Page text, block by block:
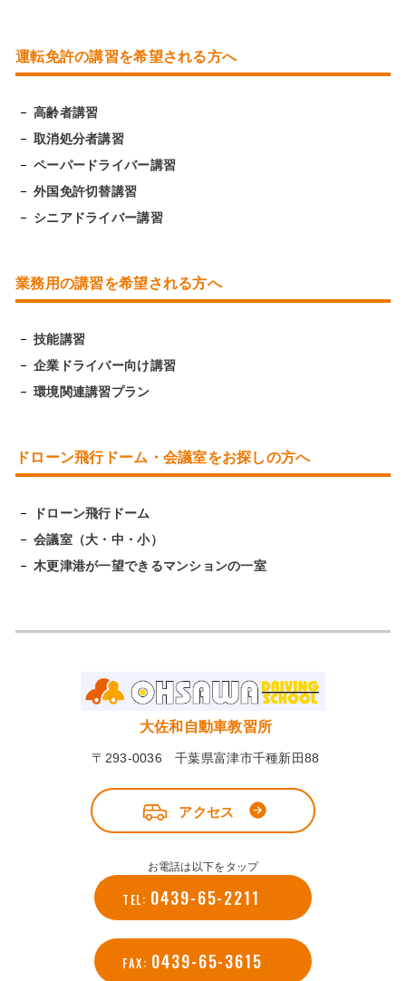
運転免許の講習を希望される方へ
高齢者講習
取消処分者講習
ペーパードライバー講習
外国免許切替講習
シニアドライバー講習
業務用の講習を希望される方へ
技能講習
企業ドライバー向け講習
環境関連講習プラン
ドローン飛行ドーム・会議室をお探しの方へ
ドローン飛行ドーム
会議室（大・中・小）
木更津港が一望できるマンションの一室
大佐和自動車教習所
〒293-0036 千葉県富津市千種新田88
アクセス
お電話は以下をタップ
TEL: 0439-65-2211
FAX: 0439-65-3615